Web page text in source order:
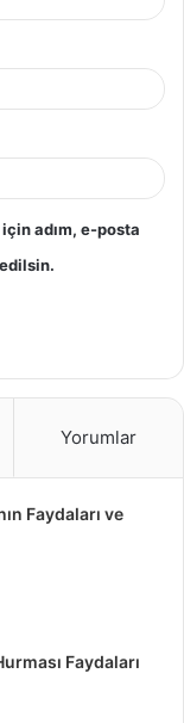
adım, e-posta
Yorumlar
Faydaları ve
Faydaları